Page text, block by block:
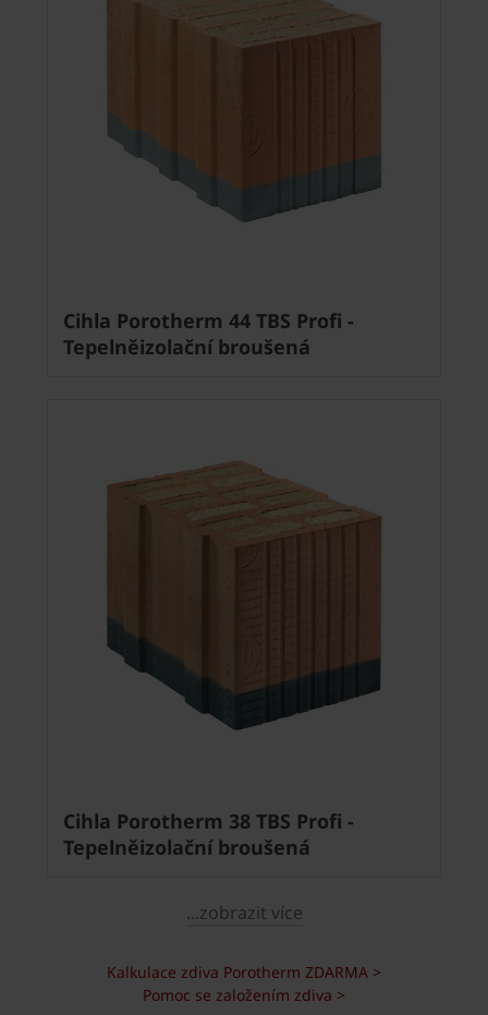
Cihla Porotherm 44 TBS Profi -
Tepelněizolační broušená
Cihla Porotherm 38 TBS Profi -
Tepelněizolační broušená
...zobrazit více
Kalkulace zdiva Porotherm ZDARMA >
Pomoc se založením zdiva >